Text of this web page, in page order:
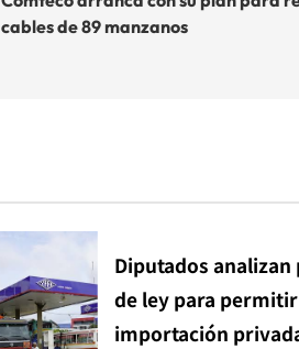
cables de 89 manzanos
Diputados
de ley para permitir
importación